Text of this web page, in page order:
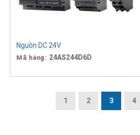
Nguồn DC 24V
Mã hàng: 24AS244D6D
1 2 3 4